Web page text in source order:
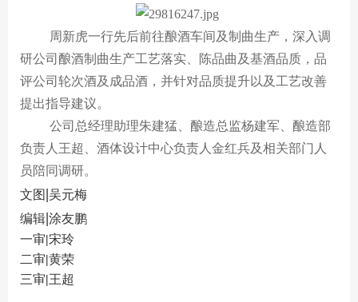
星贵系列
周新虎一行先后前往酿酒车间及制曲生产， 深入调
研公司 酿酒制曲生产工艺落实、陈品曲 及基酒品质，品
评公司轮次酒及成品酒，并针对品质提升以及工艺改善
提出指导建议。
公司总经理助理朱建猛、酿造总监杨建军、酿造部
负责人王超、酒体设计中心负责人金红兵及相关部门人
员陪同调研。
文图 |吴元梅
编辑|涂友鹏
一审|宋玲
二审|黄荣
三审|王超